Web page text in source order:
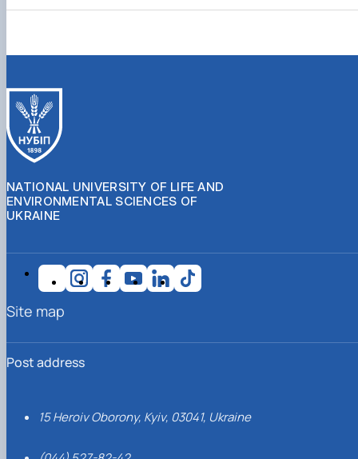
NATIONAL UNIVERSITY OF LIFE AND
ENVIRONMENTAL SCIENCES OF
UKRAINE
Post address
15 Heroiv Oborony, Kyiv, 03041, Ukraine
Site map